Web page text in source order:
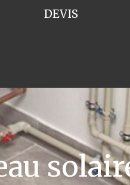
DEVIS